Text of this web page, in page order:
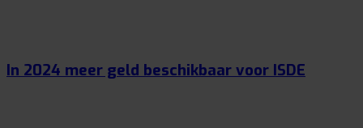
In 2024 meer geld beschikbaar voor ISDE